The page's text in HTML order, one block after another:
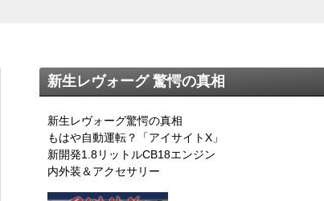
新生レヴォーグ 驚愕の真相
新生レヴォーグ驚愕の真相
もはや自動運転？「アイサイトX」
新開発1.8リットルCB18エンジン
内外装＆アクセサリー